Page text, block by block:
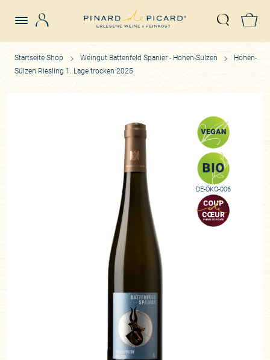
Suche
Startseite Shop Weingut Battenfeld Spanier - Hohen-Sülzen
Hohen-
Sülzen Riesling 1. Lage trocken 2025
DE-ÖKO-006